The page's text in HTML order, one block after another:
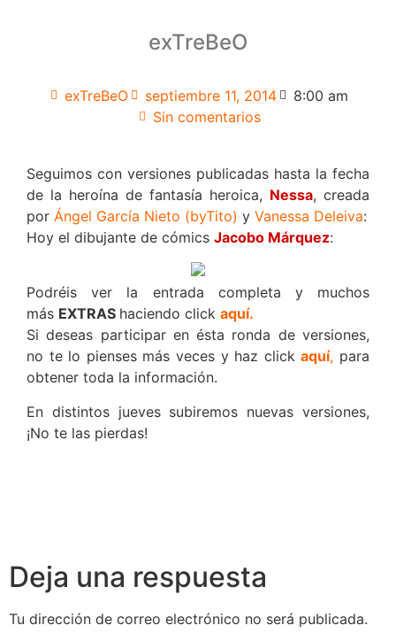
exTreBeO
exTreBeO septiembre 11, 2014
8:00 am
Sin comentarios
Seguimos con versiones publicadas hasta la fecha
de la heroína de fantasía heroica, Nessa, creada
por Ángel García Nieto (byTito) y Vanessa Deleiva:
Hoy el dibujante de cómics Jacobo Márquez:
Podréis ver la entrada completa y muchos
más EXTRAS haciendo click aquí.
Si deseas participar en ésta ronda de versiones,
no te lo pienses más veces y haz clickaquí, para
obtener toda la información.
En distintos jueves subiremos nuevas versiones,
¡No te las pierdas!
Deja una respuesta
Tu dirección de correo electrónico no será publicada.